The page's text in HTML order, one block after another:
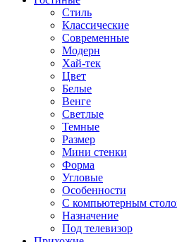
Стиль
Классические
Современные
Модерн
Хай-тек
Цвет
Белые
Венге
Светлые
Темные
Размер
Мини стенки
Форма
Угловые
Особенности
С компьютерным
Назначение
Под телевизор